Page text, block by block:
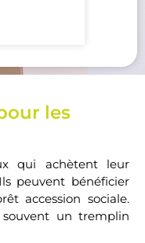
les
qui achètent leur
peuvent bénéficier
accession sociale.
un tremplin